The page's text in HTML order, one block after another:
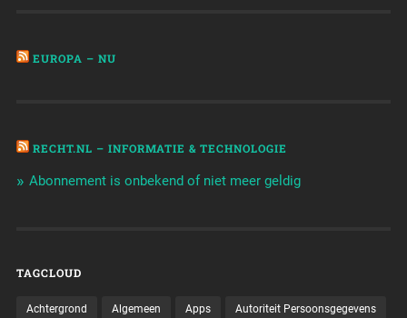
EUROPA – NU
RECHT.NL – INFORMATIE & TECHNOLOGIE
Abonnement is onbekend of niet meer geldig
TAGCLOUD
Achtergrond Algemeen Apps Autoriteit Persoonsgegevens